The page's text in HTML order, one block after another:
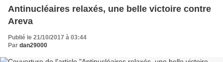
Antinucléaires relaxés, une belle victoire contre
Areva
Publié le 21/10/2017 à 03:44
Par dan29000